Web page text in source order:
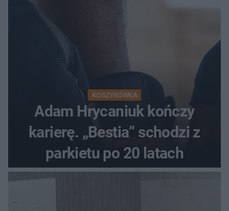
KOSZYKÓWKA
Adam Hrycaniuk kończy
karierę. „Bestia” schodzi z
parkietu po 20 latach